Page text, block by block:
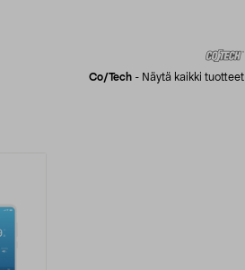
Co/tech - Näytä kaikki tuotteet